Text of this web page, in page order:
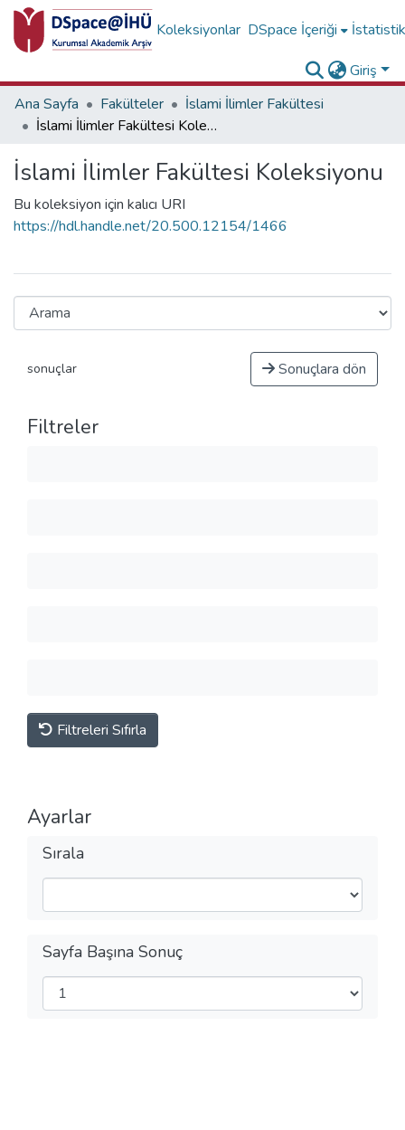
Koleksiyonlar DSpace İçeriği
Giriş
Ana Sayfa
Fakülteler
İslami İlimler Fakültesi
İslami İlimler Fakültesi Koleksiyonu
İslami İlimler Fakültesi Koleksiyonu
Bu koleksiyon için kalıcı URI
https://hdl.handle.net/20.500.12154/1466
sonuçlar Sonuçlara dön
Filtreler
Filtreleri Sıfırla
Ayarlar
Sırala
Sayfa Başına Sonuç